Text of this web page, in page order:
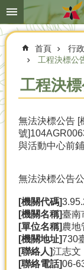
跳到主要內容區塊
搜
尋
進
局
簡
介
首頁 行
工程決標公
工程決
無法決標公告 [
號
與活動中心前
無法決標公告
[機關代碼]
[機關名稱]臺南
[單位名稱]農地
[機關地址]730
[聯絡人]江志文
[聯絡電話]06-